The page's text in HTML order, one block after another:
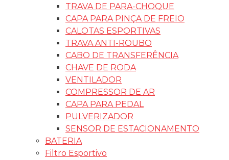
TRAVA DE PARA-CHOQUE
CAPA PARA PINÇA DE FREIO
CALOTAS ESPORTIVAS
TRAVA ANTI-ROUBO
CABO DE TRANSFERÊNCIA
CHAVE DE RODA
VENTILADOR
COMPRESSOR DE AR
CAPA PARA PEDAL
PULVERIZADOR
SENSOR DE ESTACIONAMENTO
BATERIA
Filtro Esportivo